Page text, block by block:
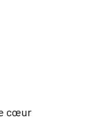
cœur